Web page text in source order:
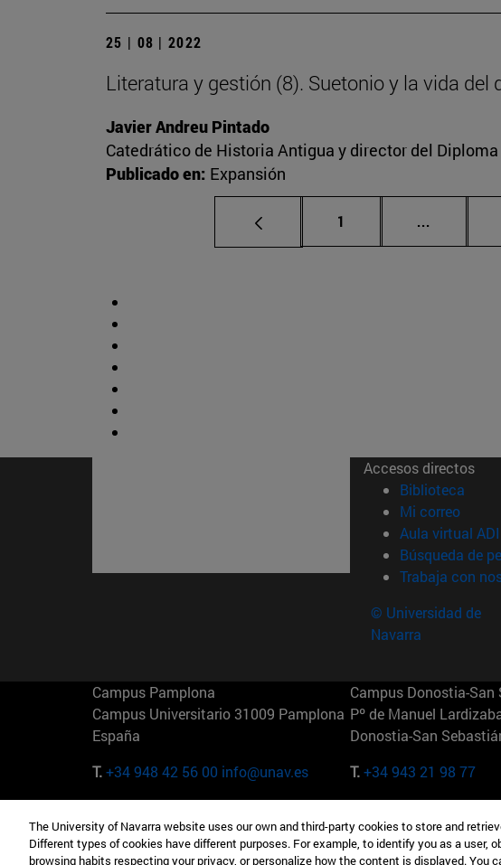
25 | 08 | 2022
Literatura y gestión (8). Suetonio y la vida
Javier Andreu Pintado
Catedrático de Historia Antigua y director del
Publicado en: Expansión
Página
1 ... Páginas
Accesos directos
Biblioteca
Mi correo(abre
Aula virtual ADI
Búsqueda de
Trabaja con
© Universidad de
Navarra
Campus Pamplona
Campus Universitario 31009 Pamplona
España
T.+34 948 42 56 00 info@unav.es
Campus Donostia-San
Pº de Manuel
Donostia-San
T.+34 943 21 98 77
Camino del Cerro Águila 3 28023
Madrid España
165 W 57th St 10019-
EE.UU
The University of Navarra website uses our own and third-party cookies to store and
Different types of cookies have different purposes. For example, to identify you as a user,
browsing habits respecting your privacy, or personalize how the content is displayed. You